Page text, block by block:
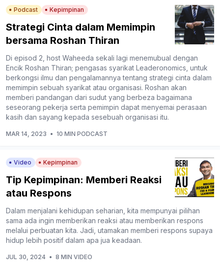
Podcast Kepimpinan
Strategi Cinta dalam Memimpin
bersama Roshan Thiran
Di episod 2, host Waheeda sekali lagi menemubual dengan
Encik Roshan Thiran; pengasas syarikat Leaderonomics, untuk
berkongsi ilmu dan pengalamannya tentang strategi cinta dalam
memimpin sebuah syarikat atau organisasi. Roshan akan
memberi pandangan dari sudut yang berbeza bagaimana
seseorang pekerja serta pemimpin dapat menyemai perasaan
kasih dan sayang kepada sesebuah organisasi itu.
MAR 14, 2023 • 10 MIN PODCAST
Video Kepimpinan
Tip Kepimpinan: Memberi Reaksi
atau Respons
Dalam menjalani kehidupan seharian, kita mempunyai pilihan
sama ada ingin memberikan reaksi atau memberikan respons
melalui perbuatan kita. Jadi, utamakan memberi respons supaya
hidup lebih positif dalam apa jua keadaan.
JUL 30, 2024 • 8 MIN VIDEO